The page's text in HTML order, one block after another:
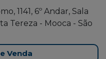
1141, 6º Andar, Sala
Tereza - Mooca - São
Venda